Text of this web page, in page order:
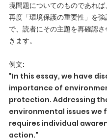
境問題についてのものであれ
再度「環境保護の重要性」を強
で、読者にその主題を再確認
きます。
例文:
"In this essay, we have
importance of
protection. Addressing
environmental issues we
requires individual
action."